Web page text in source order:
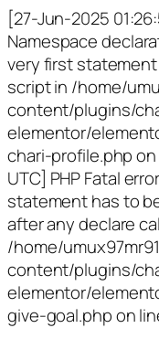
[27-Jun-2025
Namespace
very first
script in /home/
content/plugins/
elementor/
chari-profile.php
UTC] PHP Fatal
statement has to
after any declare
/home/
content/plugins/
elementor/
give-goal.php on